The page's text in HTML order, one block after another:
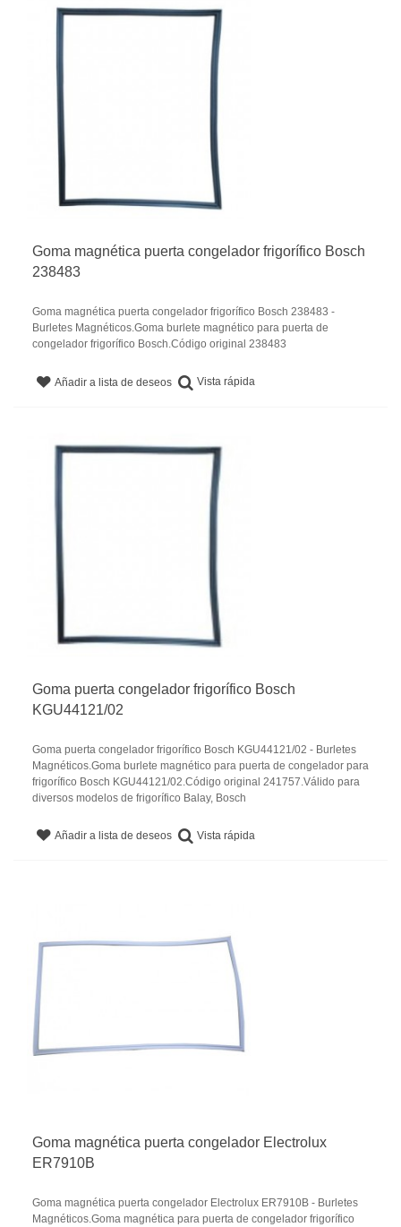
Goma magnética puerta congelador frigorífico Bosch
238483
Goma magnética puerta congelador frigorífico Bosch 238483 -
Burletes Magnéticos.Goma burlete magnético para puerta de
congelador frigorífico Bosch.Código original 238483
Añadir a lista de deseos Vista rápida
Goma puerta congelador frigorífico Bosch
KGU44121/02
Goma puerta congelador frigorífico Bosch KGU44121/02 - Burletes
Magnéticos.Goma burlete magnético para puerta de congelador para
frigorífico Bosch KGU44121/02.Código original 241757.Válido para
diversos modelos de frigorífico Balay, Bosch
Añadir a lista de deseos Vista rápida
Goma magnética puerta congelador Electrolux
ER7910B
Goma magnética puerta congelador Electrolux ER7910B - Burletes
Magnéticos.Goma magnética para puerta de congelador frigorífico